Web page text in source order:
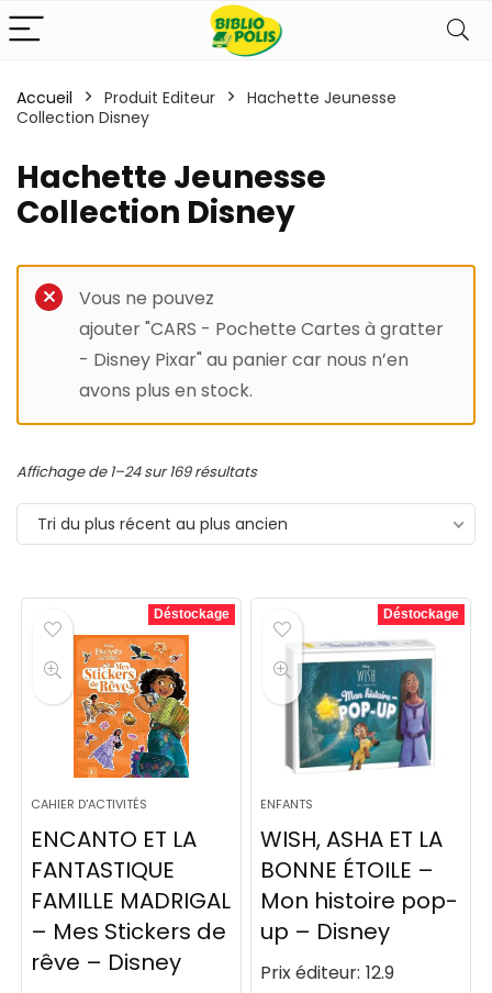
Accueil Produit Editeur
Hachette Jeunesse
Collection Disney
Hachette Jeunesse
Collection Disney
Vous ne pouvez
ajouter "CARS - Pochette Cartes à gratter
- Disney Pixar" au panier car nous n’en
avons plus en stock.
Affichage de 1–24 sur 169 résultats
Tri du plus récent au plus ancien
Déstockage
CAHIER D'ACTIVITÉS
ENCANTO ET LA
FANTASTIQUE
FAMILLE MADRIGAL
– Mes Stickers de
rêve – Disney
Déstockage
ENFANTS
WISH, ASHA ET LA
BONNE ÉTOILE –
Mon histoire pop-
up – Disney
Prix éditeur: 12.9